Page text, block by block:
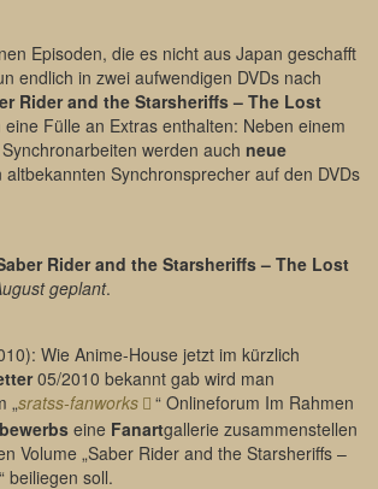
Episoden, die es nicht aus Japan geschafft
endlich in zwei aufwendigen DVDs nach
Rider and the Starsheriffs – The Lost
eine Fülle an Extras enthalten: Neben einem
werden auch neue
altbekannten Synchronsprecher auf den DVDs
Rider and the Starsheriffs – The Lost
geplant.
Wie Anime-House jetzt im kürzlich
05/2010 bekannt gab wird man
„sratss-fanworks
“ Onlineforum Im Rahmen
eine Fanartgallerie zusammenstellen
Volume „Saber Rider and the Starsheriffs –
beiliegen soll.